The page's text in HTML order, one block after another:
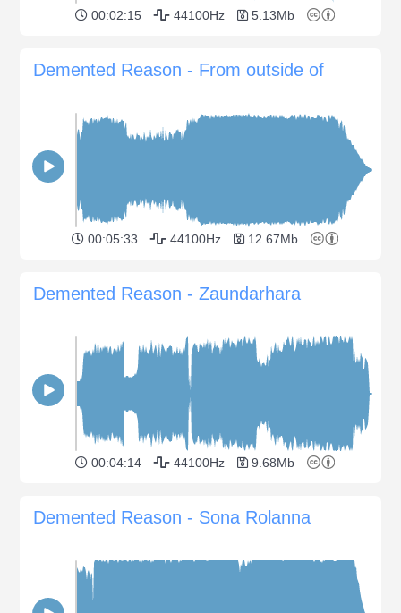
00:02:15 44100Hz 5.13Mb
Demented Reason - From outside of
00:05:33 44100Hz 12.67Mb
Demented Reason - Zaundarhara
00:04:14 44100Hz 9.68Mb
Demented Reason - Sona Rolanna